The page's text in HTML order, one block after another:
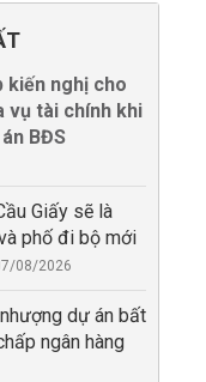
kiến nghị cho
vụ tài chính khi
BĐS
Giấy sẽ là
phố đi bộ mới
08/2026
dự án bất
ngân hàng